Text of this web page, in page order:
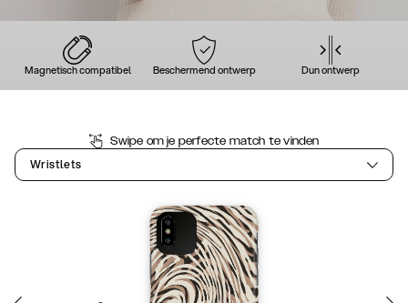
Magnetisch compatibel Beschermend ontwerp Dun ontwerp
Swipe om je perfecte match te vinden
Wristlets